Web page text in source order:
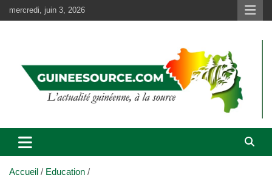
au
mercredi, juin 3, 2026
Accueil
Education